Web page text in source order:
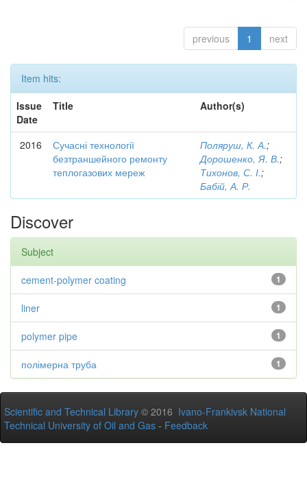
previous 1 next
Item hits:
Issue
Date
Title Author(s)
2016
Сучасні технології
безтраншейного ремонту
теплогазових мереж
Поляруш, К. А.;
Дорошенко, Я. В.;
Тихонов, С. І.;
Бабій, А. Р.
Discover
Subject
1
cement-polymer coating
1
liner
1
polymer pipe
1
полімерна труба
Scientific and Technical Library © 2016 Ivano-Frankivsk National
Technical University of Oil and Gas - Feedback